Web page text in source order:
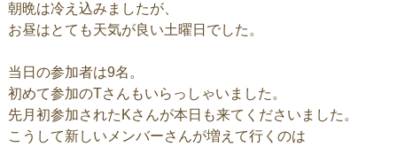
朝晩は冷え込みましたが、
お昼はとても天気が良い土曜日でした。
当日の参加者は9名。
初めて参加のTさんもいらっしゃいました。
先月初参加されたKさんが本日も来てくださいました。
こうして新しいメンバーさんが増えて行くのは